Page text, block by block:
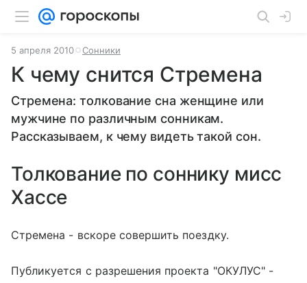
5 апреля 2010 Сонники
К чему снится Стремена
Стремена: толкование сна женщине или
мужчине по различным сонникам.
Рассказываем, к чему видеть такой сон.
Толкование по соннику мисс
Хассе
Стремена - вскоре совершить поездку.
Публикуется с разрешения проекта "ОКУЛУС" -